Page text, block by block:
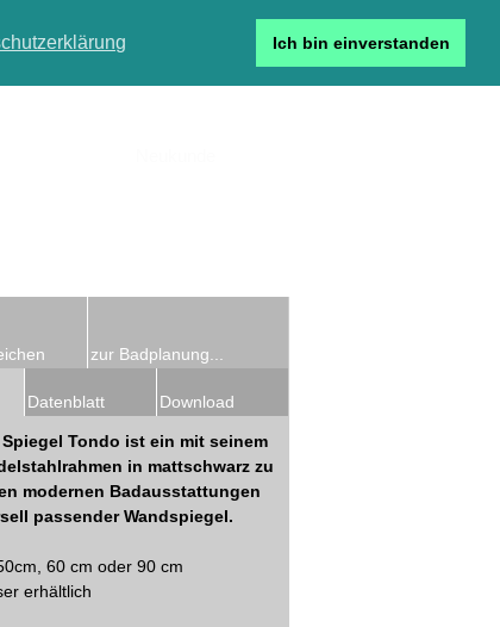
Ich bin einverstanden
zur Badplanung...
Datenblatt Download
Spiegel Tondo ist ein mit seinem
in mattschwarz zu
modernen Badausstattungen
passender Wandspiegel.
60 cm oder 90 cm
erhältlich